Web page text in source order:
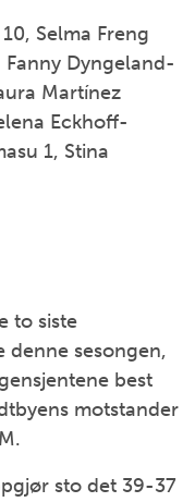
Selma Freng
Fanny Dyngeland-
Martínez
Eckhoff-
1, Stina
to siste
denne sesongen,
best
motstander
sto det 39-37